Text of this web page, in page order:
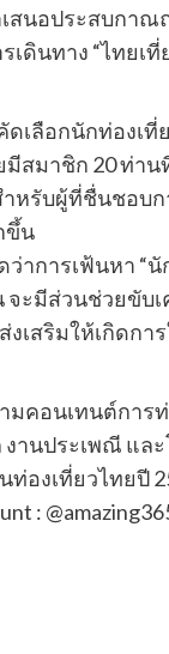
สนอประสบกาณ
เดินทาง “ไทยเ
เลือกนักท่องเ
มีสมาชิก 20 ท่า
ำหรับผู้ที่ชื่นชอบ
ขึ้น
าการเฟ้นหา “นั
จะมีส่วนช่วยขับ
งเสริมให้เกิดก
คอนเทนต์การ
งานประเพณี แล
องเที่ยวไทยปี
: